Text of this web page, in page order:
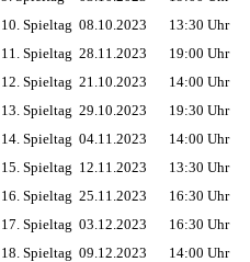
10. Spieltag 08.10.2023 13:30 Uhr
11. Spieltag 28.11.2023 19:00 Uhr
12. Spieltag 21.10.2023 14:00 Uhr
13. Spieltag 29.10.2023 19:30 Uhr
14. Spieltag 04.11.2023 14:00 Uhr
15. Spieltag 12.11.2023 13:30 Uhr
16. Spieltag 25.11.2023 16:30 Uhr
17. Spieltag 03.12.2023 16:30 Uhr
18. Spieltag 09.12.2023 14:00 Uhr